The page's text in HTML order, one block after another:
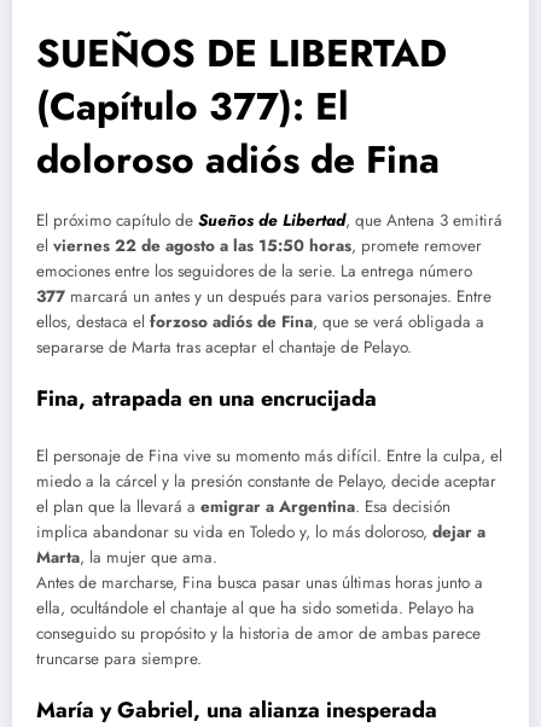
SUEÑOS DE LIBERTAD
(Capítulo 377): El
doloroso adiós de Fina
El próximo capítulo de Sueños de Libertad, que Antena 3 emitirá
el viernes 22 de agosto a las 15:50 horas, promete remover
emociones entre los seguidores de la serie. La entrega número
377 marcará un antes y un después para varios personajes. Entre
ellos, destaca el forzoso adiós de Fina, que se verá obligada a
separarse de Marta tras aceptar el chantaje de Pelayo.
Fina, atrapada en una encrucijada
El personaje de Fina vive su momento más difícil. Entre la culpa, el
miedo a la cárcel y la presión constante de Pelayo, decide aceptar
el plan que la llevará a emigrar a Argentina. Esa decisión
implica abandonar su vida en Toledo y, lo más doloroso, dejar a
Marta, la mujer que ama.
Antes de marcharse, Fina busca pasar unas últimas horas junto a
ella, ocultándole el chantaje al que ha sido sometida. Pelayo ha
conseguido su propósito y la historia de amor de ambas parece
truncarse para siempre.
María y Gabriel, una alianza inesperada